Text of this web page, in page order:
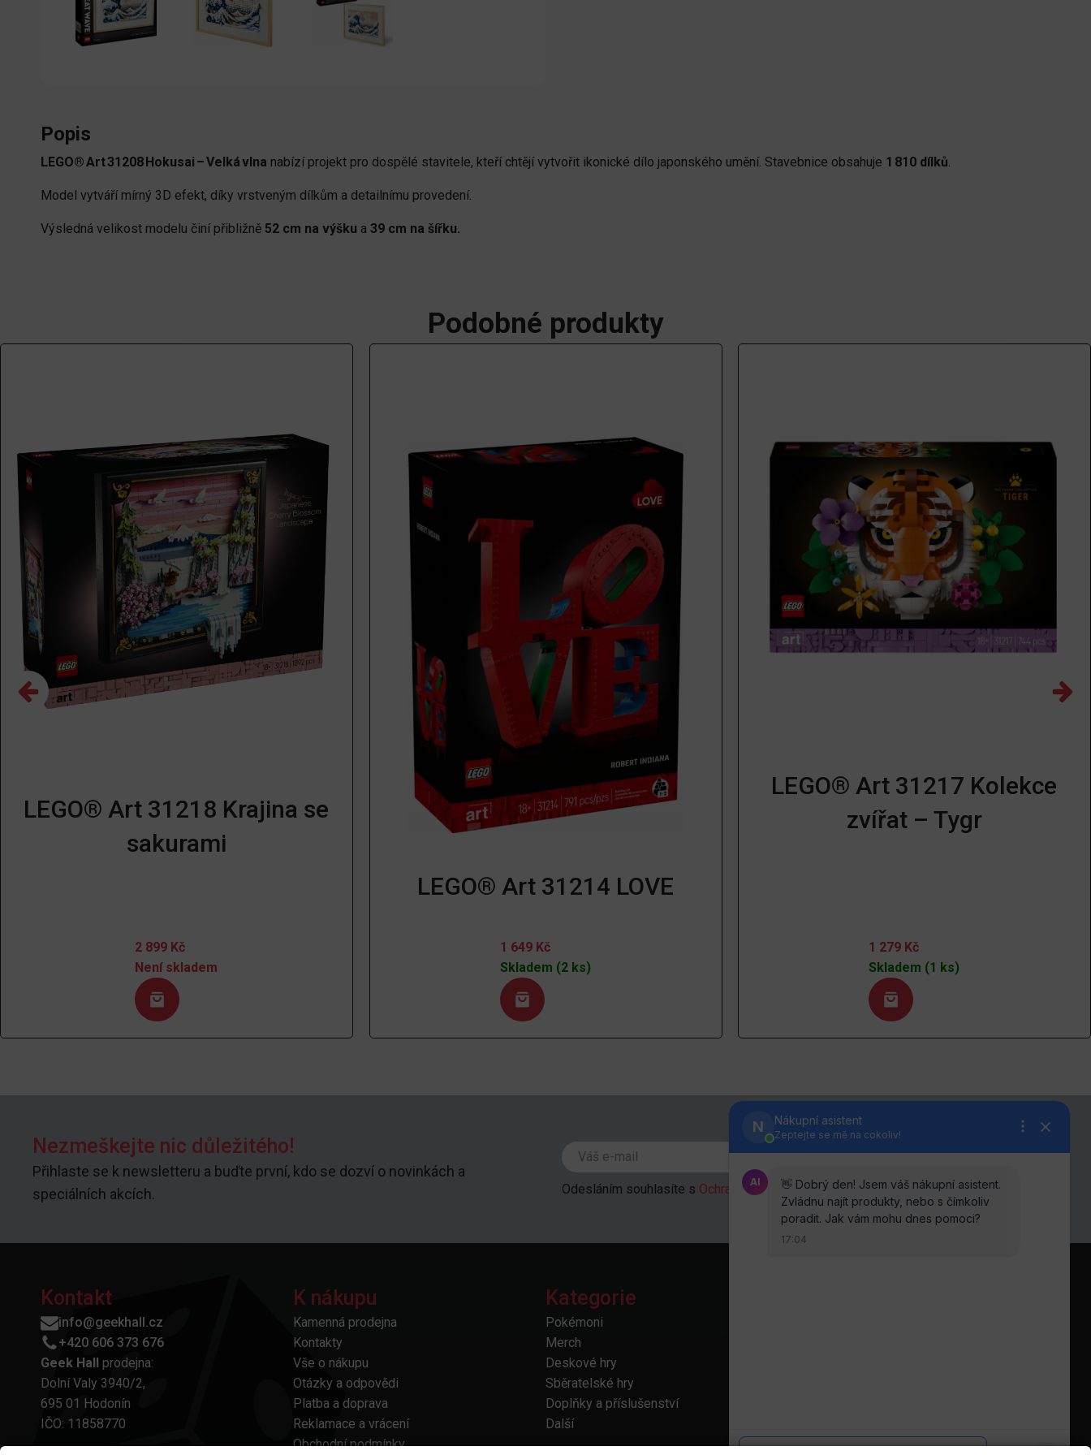
Popis
LEGO® Art 31208 Hokusai – Velká vlna nabízí projekt pro dospělé stavitele, kteří chtějí vytvořit ikonické dílo japonského umění. Stavebnice obsahuje 1 810 dílků
Model vytváří mírný 3D efekt, díky vrstveným dílkům a detailnímu provedení.
Výsledná velikost modelu činí přibližně 52 cm na výšku a 39 cm na šířku.
Podobné produkty
LEGO® Art 31218 Krajina se
sakurami
2 899 Kč
Není skladem
LEGO® Art 31214 LOVE
1 649 Kč
Skladem (2 ks)
LEGO® Art 31217 Kolekce
zvířat – Tygr
1 279 Kč
Skladem (1 ks)
Nezmeškejte nic důležitého!
Přihlaste se k newsletteru a buďte první, kdo se dozví o novinkách a
speciálních akcích.
Odesláním souhlasíte s Ochranou osobních údajů.
Kontakt
info@geekhall.cz
+420 606 373 676
Geek Hall
prodejna:
Dolní Valy 3940/2,
695 01 Hodonín
IČO: 11858770
K nákupu
Kamenná prodejna
Kontakty
Vše o nákupu
Otázky a odpovědi
Platba a doprava
Reklamace a vrácení
Obchodní podmínky
Kategorie
Pokémoni
Merch
Deskové hry
Sběratelské hry
Doplňky a příslušenství
Další